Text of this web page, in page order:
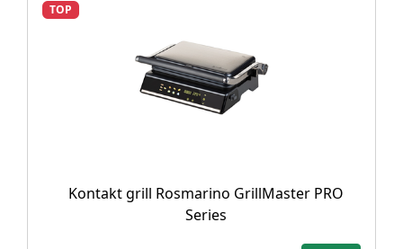
TOP
Kontakt grill Rosmarino GrillMaster PRO
Series